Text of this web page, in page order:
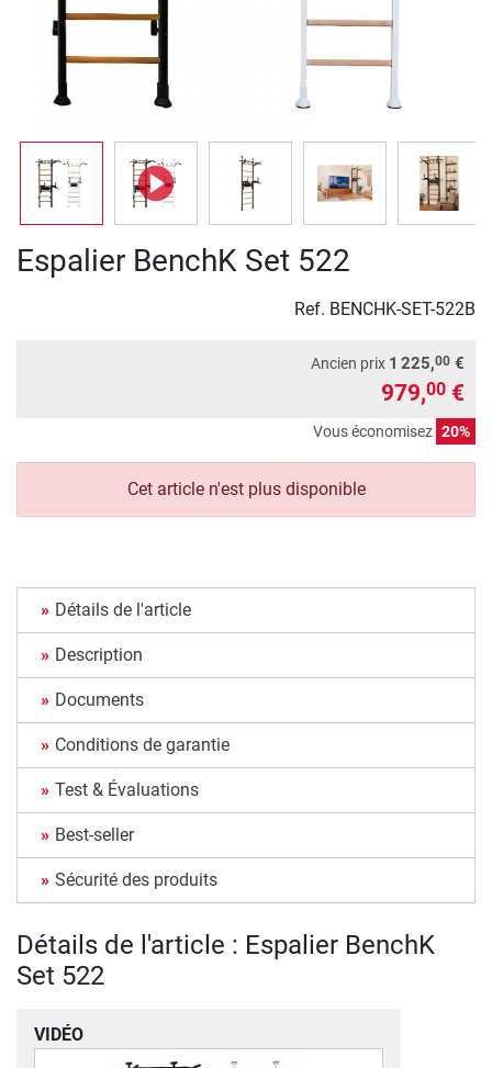
Espalier BenchK Set 522
Ref. BENCHK-SET-522B
Ancien prix 1 225,00 €
979,00 €
Vous économisez 20%
Cet article n'est plus disponible
Détails de l'article
Description
Documents
Conditions de garantie
Test & Évaluations
Best-seller
Sécurité des produits
Détails de l'article : Espalier BenchK
Set 522
VIDÉO